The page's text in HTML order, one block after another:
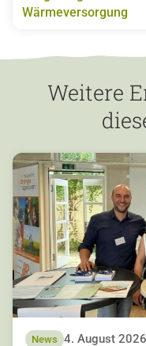
Wärmeversorgung
Weitere
News 4. August 2026